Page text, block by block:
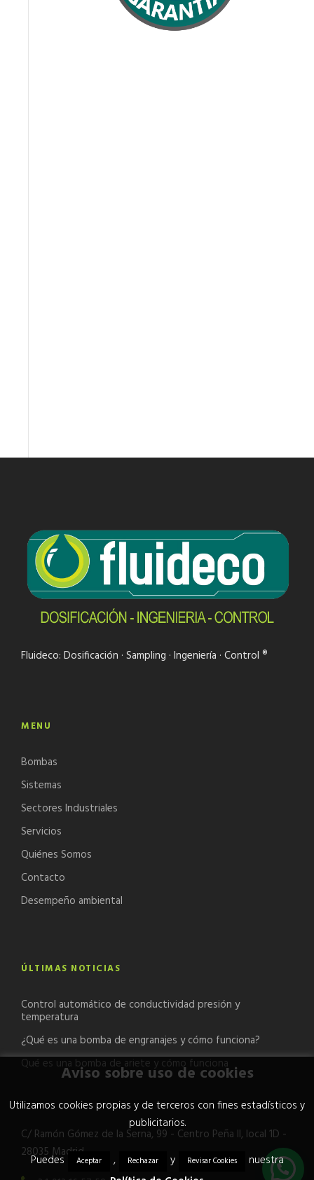
Fluideco: Dosificación · Sampling · Ingeniería · Control ®
MENU
Bombas
Sistemas
Sectores Industriales
Servicios
Quiénes Somos
Contacto
Desempeño ambiental
ÚLTIMAS NOTICIAS
Control automático de conductividad presión y
temperatura
¿Qué es una bomba de engranajes y cómo funciona?
Qué es una bomba de ariete y cómo funciona
C/ Ramón Gómez de la Serna, 99 - Centro Peña II, local 1D -
28035 Madrid
Aviso sobre uso de cookies
Utilizamos cookies propias y de terceros con fines estadísticos y
publicitarios.
Puedes Aceptar , Rechazar y Revisar Cookies
nuestra